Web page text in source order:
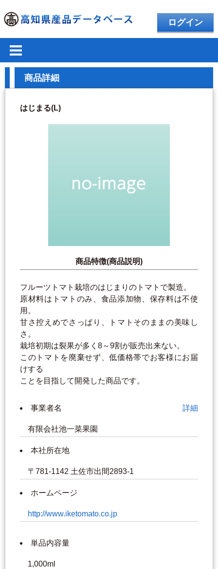
ログイン
商品詳細
はじまる(L)
商品特徴(商品説明)
フルーツトマト栽培のはじまりのトマトで製造。
原材料はトマトのみ、食品添加物、保存料は不使
用。
甘さ控えめでさっぱり、トマトそのままの美味し
さ。
栽培初期は裂果が多く8～9割が販売出来ない。
このトマトを廃棄せず、低価格帯でお客様にお届
けする
ことを目指して開発した商品です。
事業者名 詳細
有限会社池一菜果園
本社所在地
〒781-1142 土佐市出間2893-1
ホームページ
http://www.iketomato.co.jp
単品内容量
1,000ml